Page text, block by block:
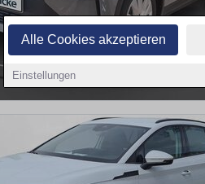
Alle Cookies akzeptieren
Einstellungen